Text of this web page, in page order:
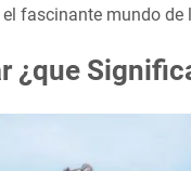
el fascinante mundo
¿que